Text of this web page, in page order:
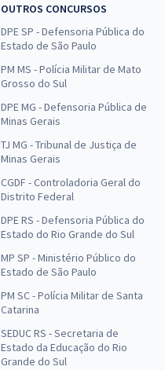
OUTROS CONCURSOS
DPE SP - Defensoria Pública do
Estado de São Paulo
PM MS - Polícia Militar de Mato
Grosso do Sul
DPE MG - Defensoria Pública de
Minas Gerais
TJ MG - Tribunal de Justiça de
Minas Gerais
CGDF - Controladoria Geral do
Distrito Federal
DPE RS - Defensoria Pública do
Estado do Rio Grande do Sul
MP SP - Ministério Público do
Estado de São Paulo
PM SC - Polícia Militar de Santa
Catarina
SEDUC RS - Secretaria de
Estado da Educação do Rio
Grande do Sul